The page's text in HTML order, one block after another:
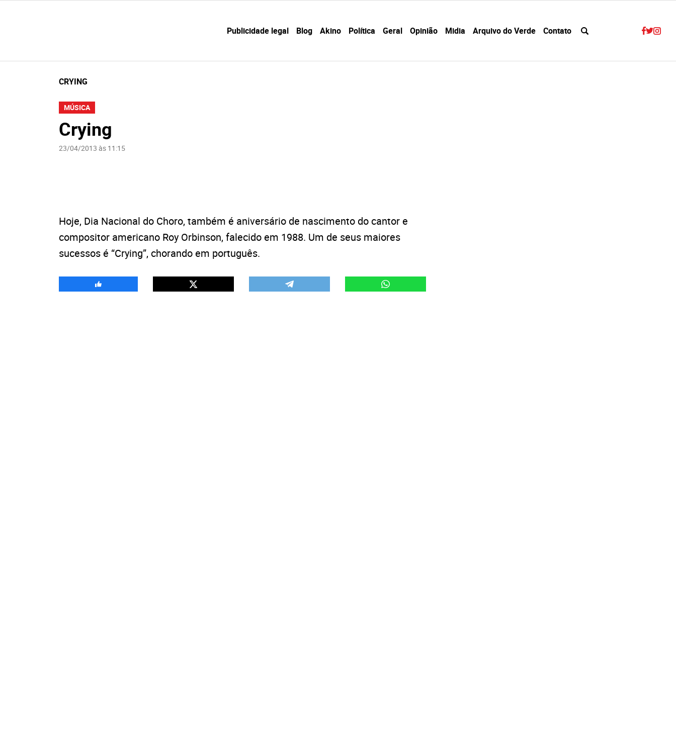
Publicidade legal Blog Akino Política Geral Opinião Midia Arquivo do Verde Contato
CRYING
MÚSICA
Crying
23/04/2013 às 11:15
Hoje, Dia Nacional do Choro, também é aniversário de nascimento do cantor e
compositor americano Roy Orbinson, falecido em 1988. Um de seus maiores
sucessos é “Crying”, chorando em português.